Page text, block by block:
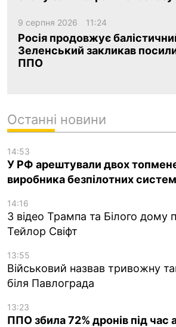
9 серпня 2026 11:24
Росія продовжує
Зеленський закликав
ППО
Останні новини
14:53
У РФ арештували двох
виробника безпілотних систем
14:16
З відео Трампа та Білого дому
Тейлор Свіфт
13:55
Військовий назвав тривожну
біля Павлограда
13:23
ППО збила 72% дронів під час